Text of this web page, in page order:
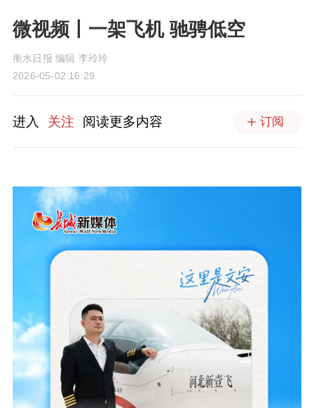
微视频丨一架飞机 驰骋低空
衡水日报 编辑 李玲玲
2026-05-02 16:29
进入 关注 阅读更多内容 订阅